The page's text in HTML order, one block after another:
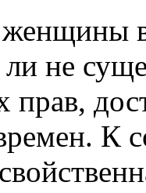
женщины
ли не
прав,
К